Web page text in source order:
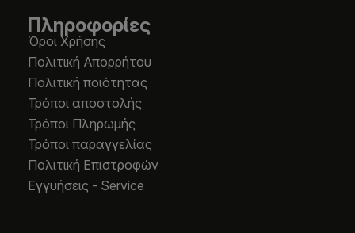
Πληροφορίες
Όροι Χρήσης
Πολιτική Απορρήτου
Πολιτική ποιότητας
Τρόποι αποστολής
Τρόποι Πληρωμής
Τρόποι παραγγελίας
Πολιτική Επιστροφών
Εγγυήσεις - Service